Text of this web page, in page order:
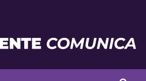
nuestra comuna